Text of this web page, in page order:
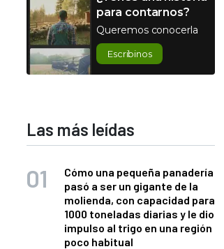
para contarnos?
Queremos conocerla
Escribinos
Las más leídas
Cómo una pequeña panadería
pasó a ser un gigante de la
molienda, con capacidad para
1000 toneladas diarias y le dio
impulso al trigo en una región
poco habitual